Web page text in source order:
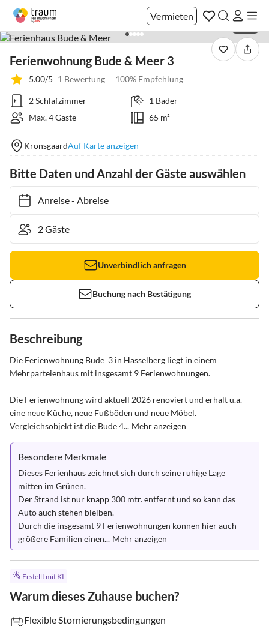
Vermieten
Ferienwohnung Bude & Meer 3
5.00/5 1 Bewertung 100% Empfehlung
2 Schlafzimmer
1 Bäder
Max. 4 Gäste
65 m²
KronsgaardAuf Karte anzeigen
Bitte Daten und Anzahl der Gäste auswählen
Anreise- Abreise
Unverbindlich anfragen
Buchung nach Bestätigung
Beschreibung
Die Ferienwohnung Bude  3 in Hasselberg liegt in einem
Mehrparteienhaus mit insgesamt 9 Ferienwohnungen.
Die Ferienwohnung wird aktuell 2026 renoviert und erhält u.a.
eine neue Küche, neue Fußböden und neue Möbel.
Vergleichsobjekt ist die Bude 4... Mehr anzeigen
Besondere Merkmale
Dieses Ferienhaus zeichnet sich durch seine ruhige Lage
mitten im Grünen.
Der Strand ist nur knapp 300 mtr. entfernt und so kann das
Auto auch stehen bleiben.
Durch die insgesamt 9 Ferienwohnungen können hier auch
größere Familien einen... Mehr anzeigen
Erstellt mit KI
Warum dieses Zuhause buchen?
Flexible Stornierungsbedingungen